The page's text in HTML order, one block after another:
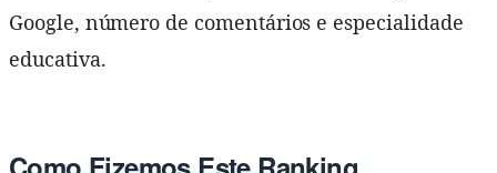
Google, número de comentários e especialidade
educativa.